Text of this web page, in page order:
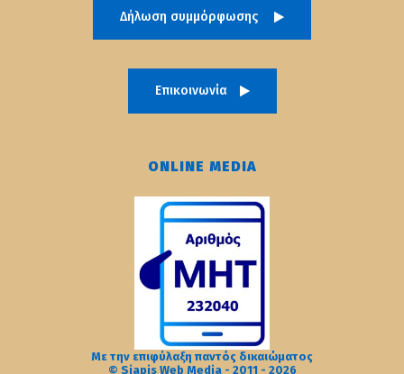
Δήλωση συμμόρφωσης
Επικοινωνία
ONLINE MEDIA
Με την επιφύλαξη παντός δικαιώματος
© Siapis Web Media - 2011 - 2026